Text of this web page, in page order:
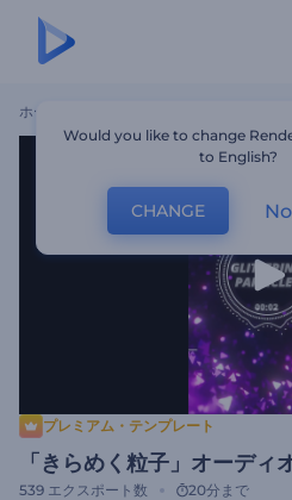
ホーム
プレミアム・テンプレート
「きらめく粒子」オーディ
539 エクスポート数 20分まで
Would you like to change
to English?
CHANGE